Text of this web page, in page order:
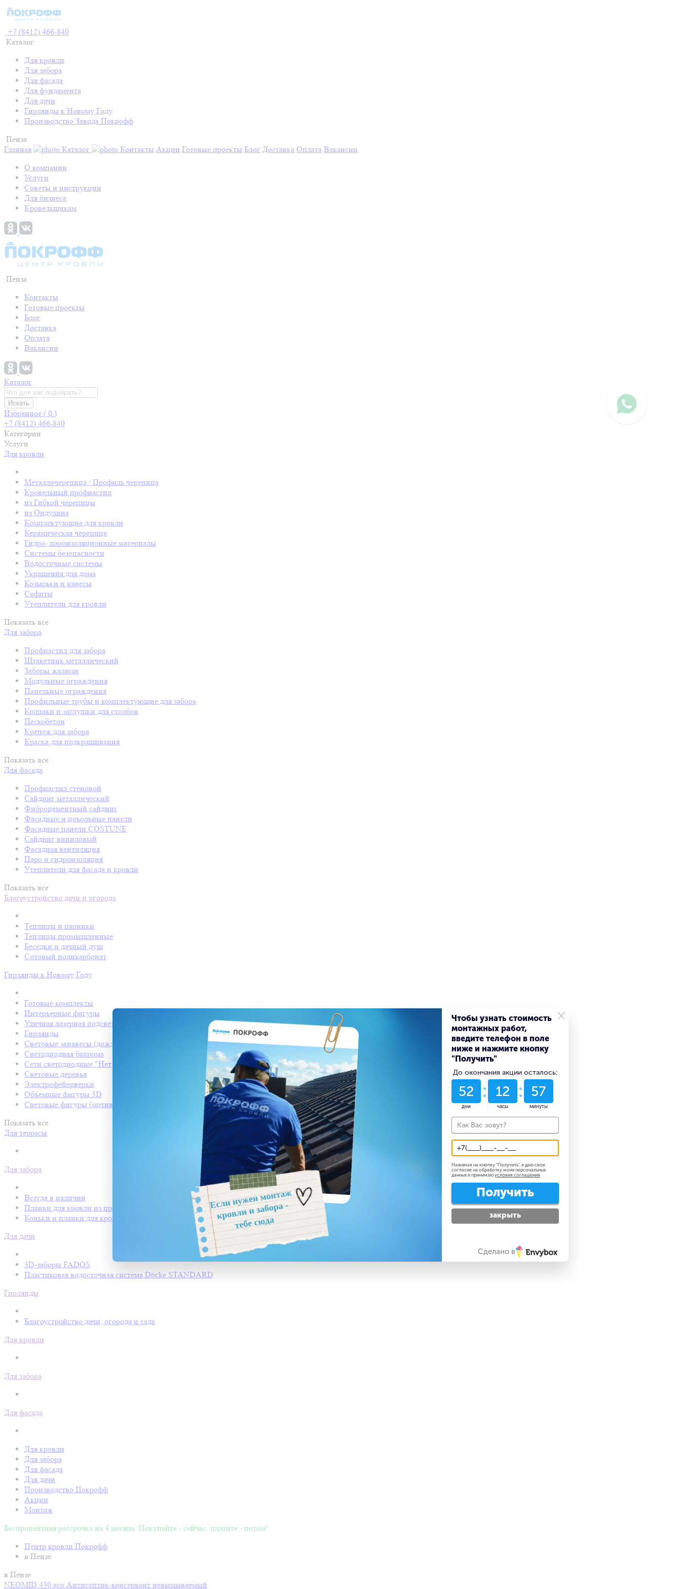
+7 (8412) 466-840
Каталог
Для кровли
Для забора
Для фасада
Для фундамента
Для дачи
Гирлянды к Новому Году
Производство Завода Покрофф
Пенза
Главная
Каталог Контакты Акции Готовые проекты Блог Доставка Оплата Вакансии
О компании
Услуги
Советы и инструкции
Для бизнеса
Кровельщикам
Пенза
Контакты
Готовые проекты
Блог
Доставка
Оплата
Вакансии
Каталог
Искать
Избранное ( 0 )
+7 (8412) 466-840
Категории
Услуги
Для кровли
Металлочерепица / Профиль черепица
Кровельный профнастил
из Гибкой черепицы
из Ондулина
Комплектующие для кровли
Керамическая черепица
Гидро- пароизоляционные материалы
Системы безопасности
Водосточные системы
Украшения для дома
Козырьки и навесы
Софиты
Утеплители для кровли
Показать все
Для забора
Профнастил для забора
Штакетник металлический
Заборы жалюзи
Модульные ограждения
Панельные ограждения
Профильные трубы и комплектующие для забора
Колпаки и заглушки для столбов
Пескобетон
Крепеж для забора
Краска для подкрашивания
Показать все
Для фасада
Профнастил стеновой
Сайдинг металлический
Фиброцементный сайдинг
Фасадные и цокольные панели
Фасадные панели COSTUNE
Сайдинг виниловый
Фасадная вентиляция
Паро и гидроизоляция
Утеплители для фасада и кровли
Показать все
Благоустройство дачи и огорода
Теплицы и парники
Теплицы промышленные
Беседки и дачный душ
Сотовый поликарбонат
Гирлянды к Новому Году
Готовые комплекты
Интерьерные фигуры
Уличная лазерная подсветка
Гирлянды
Световые занавесы (дождь светодиодный)
Светодиодная бахрома
Сети светодиодные "Нет Лайт"
Световые деревья
Электрофейерверки
Объемные фигуры 3D
Световые фигуры (мотивы)
Показать все
Для террасы
Для забора
Всегда в наличии
Планки для кровли из профнастила
Коньки и планки для кровли Покрофф
Для дачи
3D-заборы FADOS
Пластиковая водосточная система Döcke STANDARD
Гирлянды
Благоустройство дачи, огорода и сада
Для кровли
Для забора
Для фасада
Для кровли
Для забора
Для фасада
Для дачи
Производство Покрофф
Акции
Монтаж
Беспроцентная рассрочка на 4 месяца. Покупайте - сейчас, платите - потом!
Центр кровли Покрофф
в Пензе
в Пензе
NEOMID 430 eco Антисептик-консервант невымываемый
×
Чтобы узнать стоимость
монтажных работ,
введите телефон в поле
ниже и нажмите кнопку
"Получить"
До окончания акции осталось:
52
дни
12
часы
57
минуты
Нажимая на кнопку "Получить", я даю свое
согласие на обработку моих персональных
данных и принимаю условия соглашения
Получить
закрыть
Сделано в